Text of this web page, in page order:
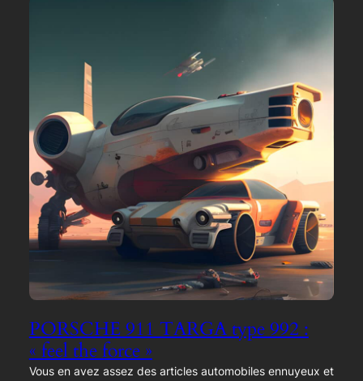
PORSCHE 911 TARGA type 992 :
« feel the force »
Vous en avez assez des articles automobiles ennuyeux et